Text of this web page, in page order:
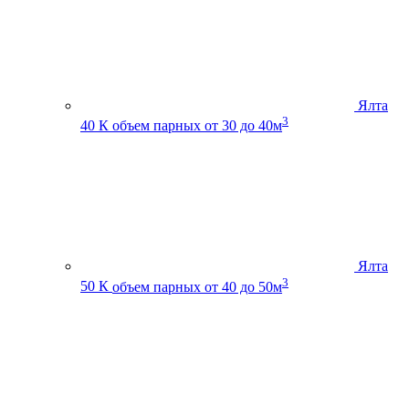
Ялта
40 К объем парных от 30 до 40м3
Ялта
50 К объем парных от 40 до 50м3